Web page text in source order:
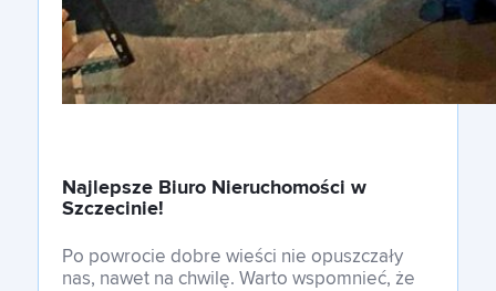
Najlepsze Biuro Nieruchomości w
Szczecinie!
Po powrocie dobre wieści nie opuszczały
nas, nawet na chwilę. Warto wspomnieć, że